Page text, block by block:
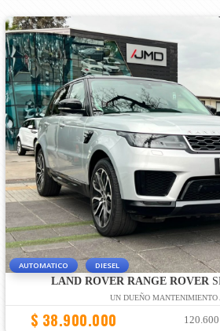
AUTOMATICO DIESEL
LAND ROVER RANGE ROVER
UN DUEÑO MANTENIMIENTO
$ 38.900.000